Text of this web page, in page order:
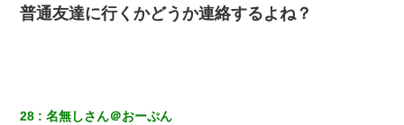
普通友達に行くかどうか連絡するよね？
28 名無しさん＠おーぷん